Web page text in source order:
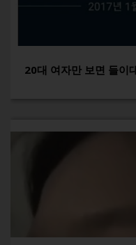
20대 여자만 보면 들이